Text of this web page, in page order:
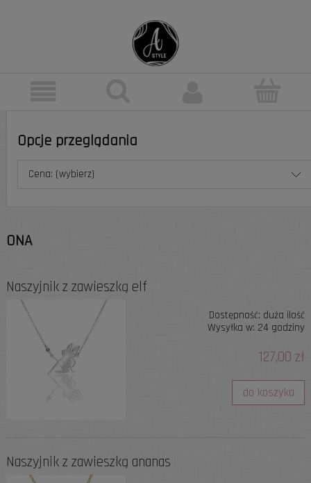
Opcje przeglądania
Cena: (wybierz)
ONA
Naszyjnik z zawieszką elf
Dostępność: duża ilość
Wysyłka w: 24 godziny
127,00 zł
do koszyka
Naszyjnik z zawieszką ananas